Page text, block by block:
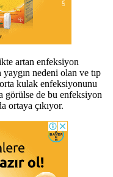
artan enfeksiyon
yaygın nedeni olan ve tıp
kulak enfeksiyonunu
görülse de bu enfeksiyon
ortaya çıkıyor.